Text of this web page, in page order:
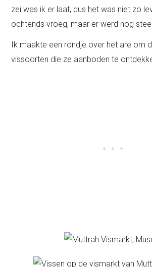
zei was ik er laat, dus het was niet zo
ochtends vroeg, maar er werd nog
Ik maakte een rondje over het are om
vissoorten die ze aanboden te